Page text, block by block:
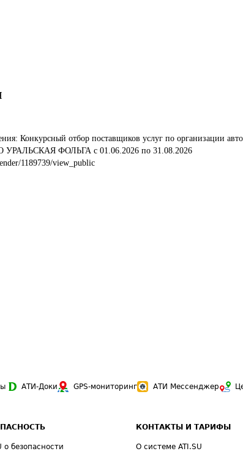
Конкурсный отбор поставщиков услуг по организации
УРАЛЬСКАЯ ФОЛЬГА с 01.06.2026 по 31.08.2026
1189739/view_public
АТИ-Доки GPS-мониторинг АТИ Мессенджер
о безопасности
КОНТАКТЫ И ТАРИФЫ
О системе ATI.SU